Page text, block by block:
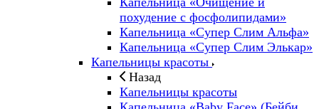
похудение с фосфолипидами»
Капельница «Супер Слим Альфа»
Капельница «Супер Слим Элькар»
Капельницы красоты
Назад
Капельницы красоты